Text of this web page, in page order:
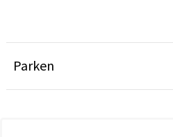
Parken